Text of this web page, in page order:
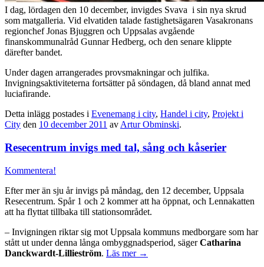
I dag, lördagen den 10 december, invigdes Svava i sin nya skrud
som matgalleria. Vid elvatiden talade fastighetsägaren Vasakronans
regionchef Jonas Bjuggren och Uppsalas avgående
finanskommunalråd Gunnar Hedberg, och den senare klippte
därefter bandet.
Under dagen arrangerades provsmakningar och julfika.
Invigningsaktiviteterna fortsätter på söndagen, då bland annat med
luciafirande.
Detta inlägg postades i Evenemang i city, Handel i city, Projekt i
City den 10 december 2011 av Artur Obminski.
Resecentrum invigs med tal, sång och kåserier
Kommentera!
Efter mer än sju år invigs på måndag, den 12 december, Uppsala
Resecentrum. Spår 1 och 2 kommer att ha öppnat, och Lennakatten
att ha flyttat tillbaka till stationsområdet.
– Invigningen riktar sig mot Uppsala kommuns medborgare som har
stått ut under denna långa ombyggnadsperiod, sägerCatharina
Danckwardt-Lillieström. Läs mer →